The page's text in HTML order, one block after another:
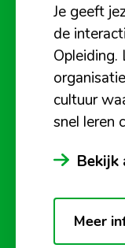
Je geeft
de
Opleiding.
cultuur
snel leren
Bekijk
Meer